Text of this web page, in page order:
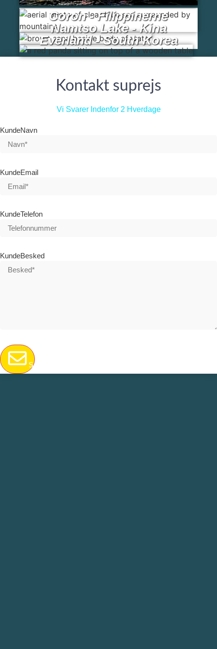
Coron - Filippinerne
Namtso Lake - Kina
Everland - South Korea
Kontakt suprejs
Vi Svarer Indenfor 2 Hverdage
KundeNavn
KundeEmail
KundeTelefon
KundeBesked
Send